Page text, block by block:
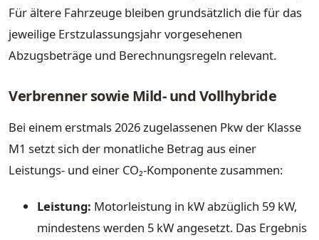
Für ältere Fahrzeuge bleiben grundsätzlich die für das
jeweilige Erstzulassungsjahr vorgesehenen
Abzugsbeträge und Berechnungsregeln relevant.
Verbrenner sowie Mild- und Vollhybride
Bei einem erstmals 2026 zugelassenen Pkw der Klasse
M1 setzt sich der monatliche Betrag aus einer
Leistungs- und einer CO₂-Komponente zusammen:
Leistung: Motorleistung in kW abzüglich 59 kW,
mindestens werden 5 kW angesetzt. Das Ergebnis